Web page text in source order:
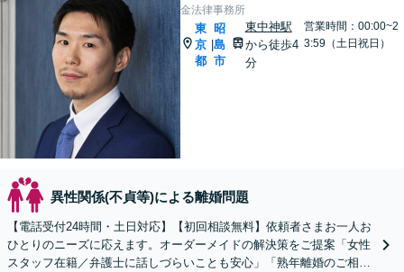
金法律事務所
東
京
都
|
昭
島
市
東中神駅
から徒歩4
分
営業時間：00:00~2
3:59（土日祝日）
異性関係(不貞等)による離婚問題
【電話受付24時間・土日対応】【初回相談無料】依頼者さまお一人お
ひとりのニーズに応えます。オーダーメイドの解決策をご提案「女性
スタッフ在籍／弁護士に話しづらいことも安心」「熟年離婚のご相談